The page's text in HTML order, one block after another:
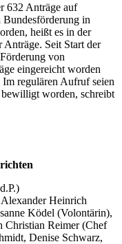
632 Anträge auf
Bundesförderung in
heißt es in der
Seit Start der
von
eingereicht worden
regulären Aufruf seien
worden, schreibt
Heinrich
Ködel (Volontärin),
Christian Reimer (Chef
Denise Schwarz,